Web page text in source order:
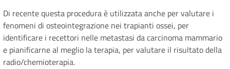
Di recente questa procedura è utilizzata anche per valutare i
fenomeni di osteointegrazione nei trapianti ossei, per
identificare i recettori nelle metastasi da carcinoma mammario
e pianificarne al meglio la terapia, per valutare il risultato della
radio/chemioterapia.